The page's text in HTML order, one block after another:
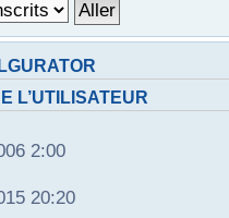
L’UTILISATEUR
2:00
20:20